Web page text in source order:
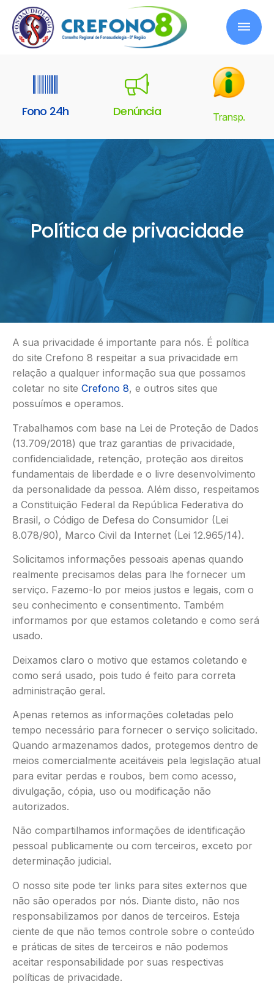
Fono 24h Denúncia Transp.
Política de privacidade
A sua privacidade é importante para nós. É política
do site Crefono 8 respeitar a sua privacidade em
relação a qualquer informação sua que possamos
coletar no site Crefono 8, e outros sites que
possuímos e operamos.
Trabalhamos com base na Lei de Proteção de Dados
(13.709/2018) que traz garantias de privacidade,
confidencialidade, retenção, proteção aos direitos
fundamentais de liberdade e o livre desenvolvimento
da personalidade da pessoa. Além disso, respeitamos
a Constituição Federal da República Federativa do
Brasil, o Código de Defesa do Consumidor (Lei
8.078/90), Marco Civil da Internet (Lei 12.965/14).
Solicitamos informações pessoais apenas quando
realmente precisamos delas para lhe fornecer um
serviço. Fazemo-lo por meios justos e legais, com o
seu conhecimento e consentimento. Também
informamos por que estamos coletando e como será
usado.
Deixamos claro o motivo que estamos coletando e
como será usado, pois tudo é feito para correta
administração geral.
Apenas retemos as informações coletadas pelo
tempo necessário para fornecer o serviço solicitado.
Quando armazenamos dados, protegemos dentro de
meios comercialmente aceitáveis pela legislação atual
​​para evitar perdas e roubos, bem como acesso,
divulgação, cópia, uso ou modificação não
autorizados.
Não compartilhamos informações de identificação
pessoal publicamente ou com terceiros, exceto por
determinação judicial.
O nosso site pode ter links para sites externos que
não são operados por nós. Diante disto, não nos
responsabilizamos por danos de terceiros. Esteja
ciente de que não temos controle sobre o conteúdo
e práticas de sites de terceiros e não podemos
aceitar responsabilidade por suas respectivas
políticas de privacidade.